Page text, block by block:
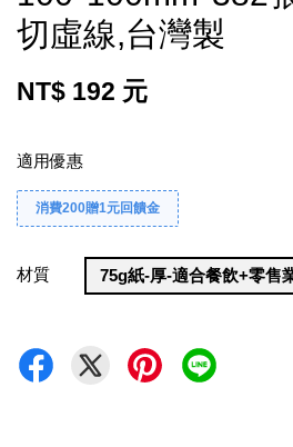
切虛線,台灣製
NT$ 192 元
適用優惠
消費200贈1元回饋金
材質 75g紙-厚-適合餐飲+零售